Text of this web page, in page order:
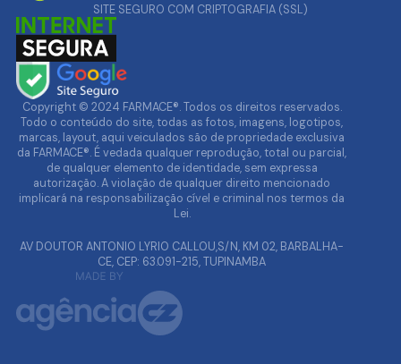
SITE SEGURO COM CRIPTOGRAFIA (SSL)
Copyright © 2024 FARMACE®. Todos os direitos reservados.
Todo o conteúdo do site, todas as fotos, imagens, logotipos,
marcas, layout, aqui veiculados são de propriedade exclusiva
da FARMACE®. É vedada qualquer reprodução, total ou parcial,
de qualquer elemento de identidade, sem expressa
autorização. A violação de qualquer direito mencionado
implicará na responsabilização cível e criminal nos termos da
Lei.
AV DOUTOR ANTONIO LYRIO CALLOU,S/N, KM 02, BARBALHA-
CE, CEP: 63.091-215, TUPINAMBA